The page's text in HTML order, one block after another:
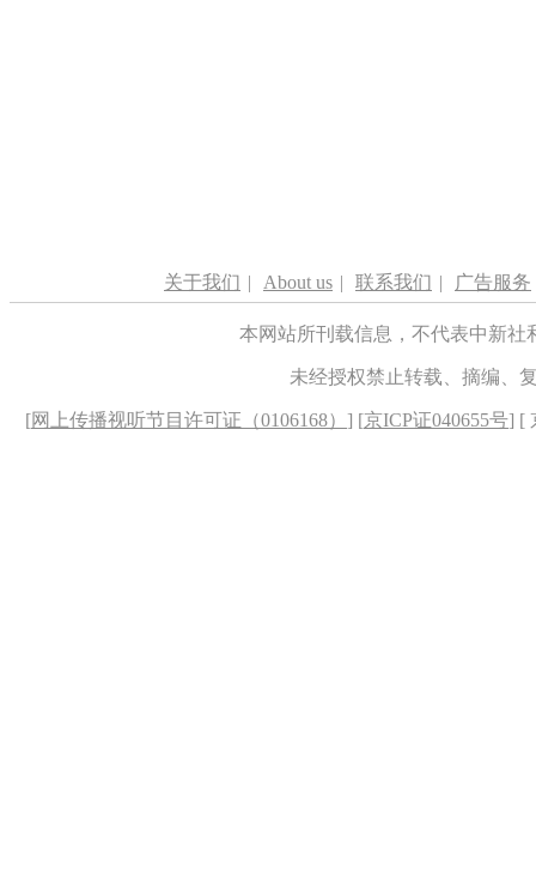
关于我们 | About us | 联系我们 | 广告服务
本网站所刊载信息，不代表中新
未经授权禁止转载、摘编、
[网上传播视听节目许可证（0106168） ] [京ICP证040655号] [